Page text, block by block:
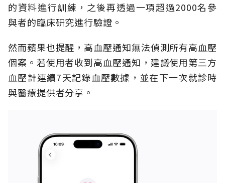
的資料進行訓練，之後再透過一項超過2000名參
與者的臨床研究進行驗證。
然而蘋果也提醒，高血壓通知無法偵測所有高血壓
個案。若使用者收到高血壓通知，建議使用第三方
血壓計連續7天記錄血壓數據，並在下一次就診時
與醫療提供者分享。